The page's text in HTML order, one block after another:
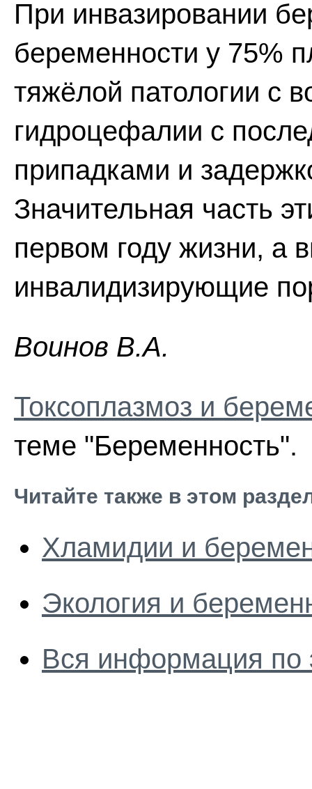
При инвазировании
беременности у 75%
тяжёлой патологии с
гидроцефалии с
припадками и
Значительная часть
первом году жизни,
инвалидизирующие
Boинoв В.А.
Токсоплазмоз и
теме "Беременность".
Читайте также в этом
Хламидии и
Экология и
Вся информация по